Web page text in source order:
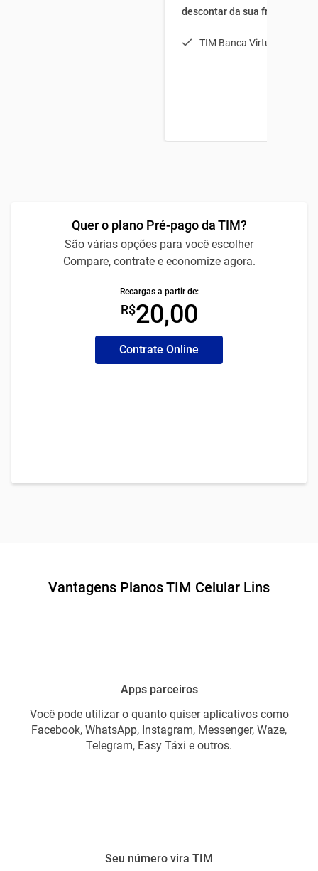
descontar da sua franquia
TIM Banca Virtual Light
Quer o plano Pré-pago da TIM?
São várias opções para você escolher
Compare, contrate e economize agora.
Recargas a partir de:
R$20,00
Contrate Online
Vantagens Planos TIM Celular Lins
Apps parceiros
Você pode utilizar o quanto quiser aplicativos como
Facebook, WhatsApp, Instagram, Messenger, Waze,
Telegram, Easy Táxi e outros.
Seu número vira TIM